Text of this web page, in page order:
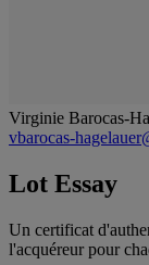
Virginie Barocas-
vbarocas-
Lot Essay
Un certificat
l'acquéreur pour